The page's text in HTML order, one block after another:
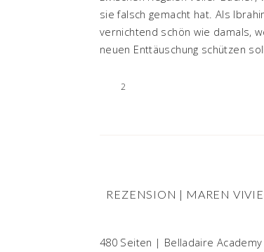
sie falsch gemacht hat. Als
vernichtend schön wie damals,
neuen Enttäuschung schützen
2
REZENSION | MAREN
480 Seiten | Belladaire